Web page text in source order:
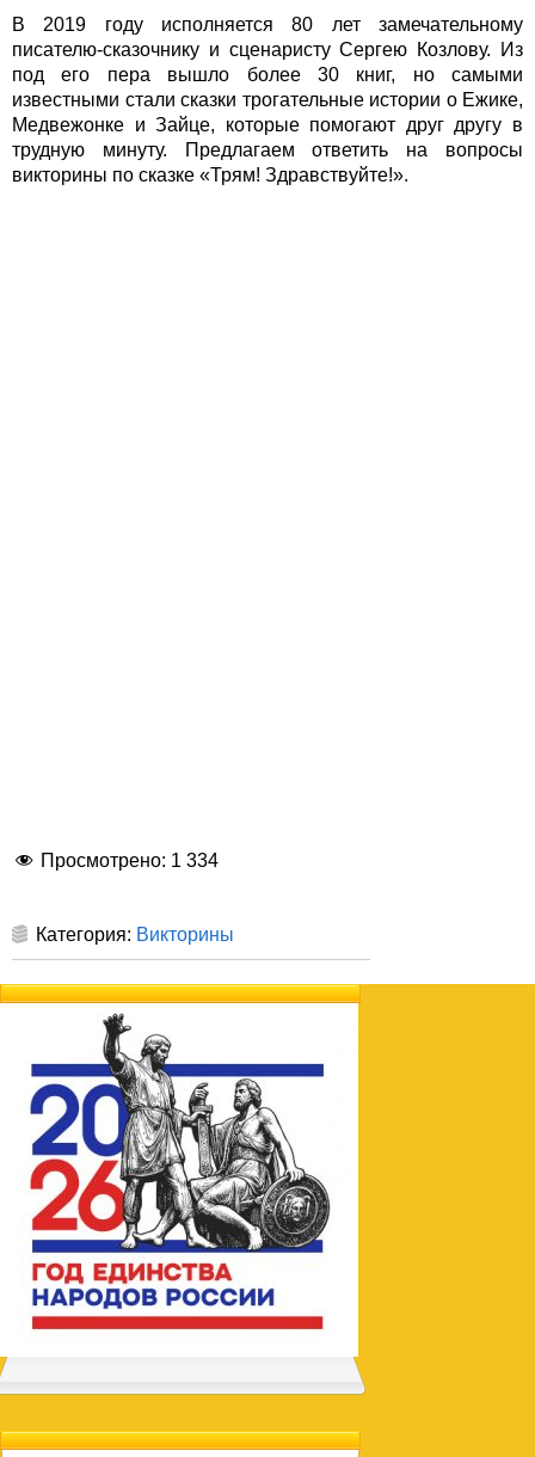
В 2019 году исполняется 80 лет замечательному
писателю-сказочнику и сценаристу Сергею Козлову. Из
под его пера вышло более 30 книг, но самыми
известными стали сказки трогательные истории о Ежике,
Медвежонке и Зайце, которые помогают друг другу в
трудную минуту. Предлагаем ответить на вопросы
викторины по сказке «Трям! Здравствуйте!».
Просмотрено: 1 334
Категория: Викторины